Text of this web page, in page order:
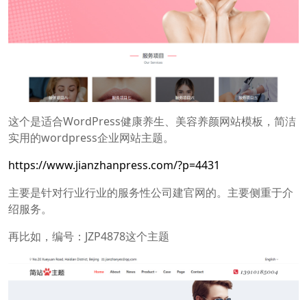
这个是适合WordPress健康养生、美容养颜网站模板，简洁
实用的wordpress企业网站主题。
https://www.jianzhanpress.com/?p=4431
主要是针对行业行业的服务性公司建官网的。主要侧重于介
绍服务。
再比如，编号：JZP4878这个主题